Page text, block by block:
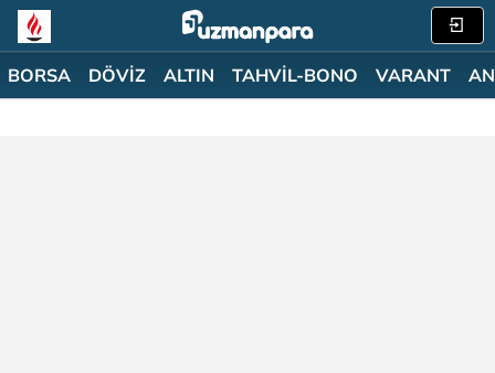
BORSA DÖVİZ ALTIN TAHVİL-BONO VARANT